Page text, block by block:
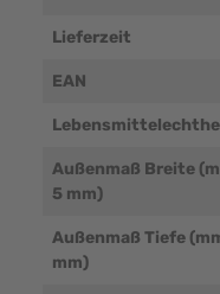
Lieferzeit
EAN
Außenmaß Breite
5 mm)
Außenmaß Tiefe
mm)